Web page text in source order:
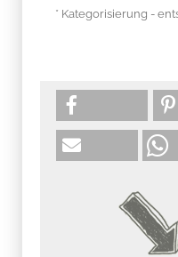
* Kategorisierung -